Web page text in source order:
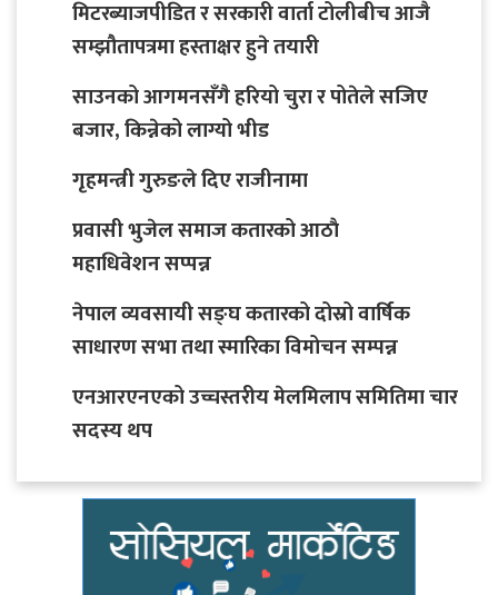
मिटरब्याजपीडित र सरकारी वार्ता टोलीबीच आजै
सम्झौतापत्रमा हस्ताक्षर हुने तयारी
साउनको आगमनसँगै हरियो चुरा र पोतेले सजिए
बजार, किन्नेको लाग्यो भीड
गृहमन्त्री गुरुङले दिए राजीनामा
प्रवासी भुजेल समाज कतारको आठाै
महाधिवेशन सप्पन्न
नेपाल व्यवसायी सङ्घ कतारको दोस्रो वार्षिक
साधारण सभा तथा स्मारिका विमोचन सम्पन्न
एनआरएनएको उच्चस्तरीय मेलमिलाप समितिमा चार
सदस्य थप